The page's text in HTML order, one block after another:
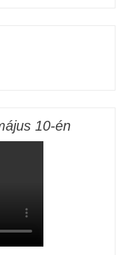
10-én